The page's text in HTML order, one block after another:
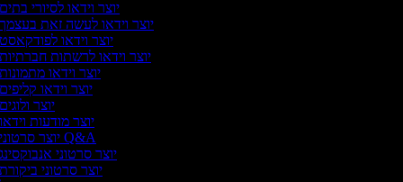
יוצר וידאו לסיורי
יוצר וידאו לעשה זאת
יוצר וידאו
יוצר וידאו לרשתות
יוצר וידאו
יוצר וידאו
יוצר
יוצר מודעות
יוצר סרטוני Q&A
יוצר סרטוני
יוצר סרטוני